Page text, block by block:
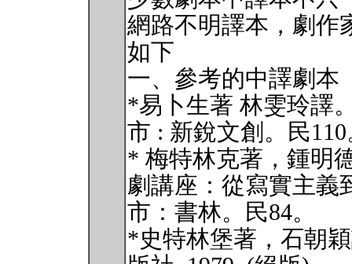
網路不明譯本，劇作
如下
一、參考的中譯劇本
*易卜生著 林雯玲譯
市 : 新銳文創。民
* 梅特林克著，鍾明
劇講座：從寫實主義
市：書林。民84。
*史特林堡著，石朝